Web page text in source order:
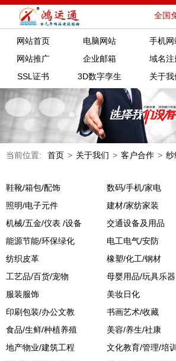
全国
网站首页 电脑网站 手机网
网站推广
企业邮箱 域名注
SSL证书
3D数字孪生 关于我
当前位置: 首页 > 关于我们 > 客户合作 > 纱
鞋靴/箱包/配饰
数码/手机/家电
照明/电子元件
建材/家纺家装
机械/五金/仪表 /设备
交通设备及用品
能源节能/环保绿化
电工电气/安防
纺织皮革
橡塑/化工/钢材
工艺品/百货/宠物
母婴用品/玩具乐器
服装服饰
美妆日化
印刷包装/办公文教
书画艺术/收藏
食品/生鲜/种植养殖
美容/养生/社康
地产物业/建筑工程
文化教育/管理/培训